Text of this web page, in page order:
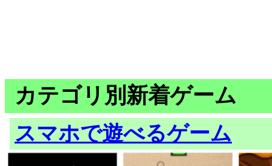
カテゴリ別新着ゲーム
スマホで遊べるゲーム